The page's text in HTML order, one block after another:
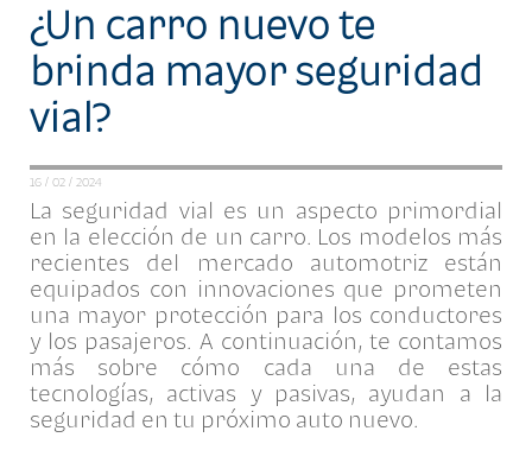
¿Un carro nuevo te
brinda mayor seguridad
vial?
16 / 02 / 2024
La seguridad vial es un aspecto primordial
en la elección de un carro. Los modelos más
recientes del mercado automotriz están
equipados con innovaciones que prometen
una mayor protección para los conductores
y los pasajeros. A continuación, te contamos
más sobre cómo cada una de estas
tecnologías, activas y pasivas, ayudan a la
seguridad en tu próximo auto nuevo.